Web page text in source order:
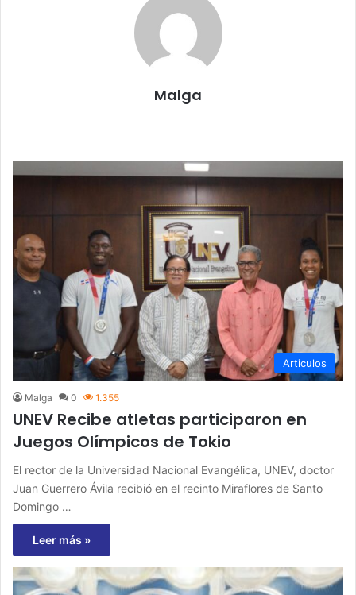
Malga
Articulos
Malga 0 1.355
UNEV Recibe atletas participaron en
Juegos Olímpicos de Tokio
El rector de la Universidad Nacional Evangélica, UNEV, doctor
Juan Guerrero Ávila recibió en el recinto Miraflores de Santo
Domingo …
Leer más »